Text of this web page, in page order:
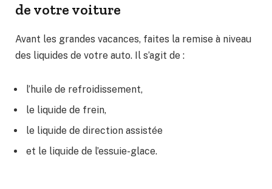
de votre voiture
Avant les grandes vacances, faites la remise à niveau
des liquides de votre auto. Il s’agit de :
l’huile de refroidissement,
le liquide de frein,
le liquide de direction assistée
et le liquide de l’essuie-glace.